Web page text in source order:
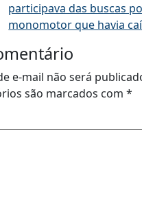
participava das buscas
monomotor que havia
e-mail não será
são marcados com *